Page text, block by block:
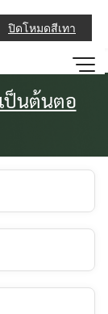
มส่งเสริมกา
ป็นต้นตอ
ปิดโหมดสีเทา